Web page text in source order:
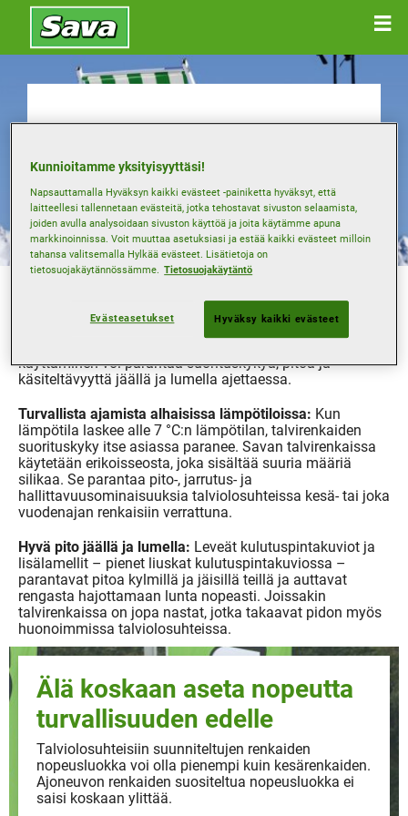
ostaminen
talvirenkaita kylmempinä kuukausina.
Vaikka näin ei olisikaan omassa kotimaassasi, erityisesti
käyttäminen voi parantaa suorituskykyä, pitoa ja
käsiteltävyyttä jäällä ja lumella ajettaessa.
Turvallista ajamista alhaisissa lämpötiloissa: Kun
lämpötila laskee alle 7 °C:n lämpötilan, talvirenkaiden
suorituskyky itse asiassa paranee. Savan talvirenkaissa
käytetään erikoisseosta, joka sisältää suuria määriä
silikaa. Se parantaa pito-, jarrutus- ja
hallittavuusominaisuuksia talviolosuhteissa kesä- tai joka
vuodenajan renkaisiin verrattuna.
Hyvä pito jäällä ja lumella: Leveät kulutuspintakuviot ja
lisälamellit – pienet liuskat kulutuspintakuviossa –
parantavat pitoa kylmillä ja jäisillä teillä ja auttavat
rengasta hajottamaan lunta nopeasti. Joissakin
talvirenkaissa on jopa nastat, jotka takaavat pidon myös
huonoimmissa talviolosuhteissa.
Älä koskaan aseta nopeutta
turvallisuuden edelle
Talviolosuhteisiin suunniteltujen renkaiden
nopeusluokka voi olla pienempi kuin kesärenkaiden.
Ajoneuvon renkaiden suositeltua nopeusluokka ei
saisi koskaan ylittää.
Kunnioitamme yksityisyyttäsi!
Napsauttamalla Hyväksyn kaikki evästeet -painiketta hyväksyt, että
laitteellesi tallennetaan evästeitä, jotka tehostavat sivuston selaamista,
joiden avulla analysoidaan sivuston käyttöä ja joita käytämme apuna
markkinoinnissa. Voit muuttaa asetuksiasi ja estää kaikki evästeet milloin
tahansa valitsemalla Hylkää evästeet. Lisätietoja on
tietosuojakäytännössämme. Tietosuojakäytäntö
Evästeasetukset Hyväksy kaikki evästeet